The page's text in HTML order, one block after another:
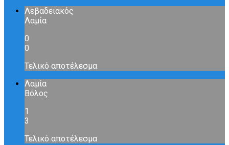
Λεβαδειακός
Λαμία
0
0
Τελικό αποτέλεσμα
Λαμία
Βόλος
1
3
Τελικό αποτέλεσμα